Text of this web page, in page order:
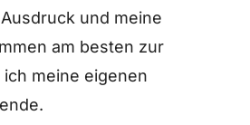
und meine
am besten zur
meine eigenen